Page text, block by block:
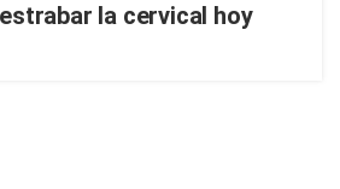
la cervical hoy